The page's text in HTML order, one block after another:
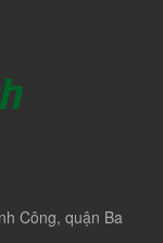
Công, quận Ba